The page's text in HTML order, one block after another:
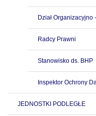
Dział Organizacyjno
Radcy Prawni
Stanowisko ds. BHP
Inspektor Ochrony
JEDNOSTKI PODLEGŁE